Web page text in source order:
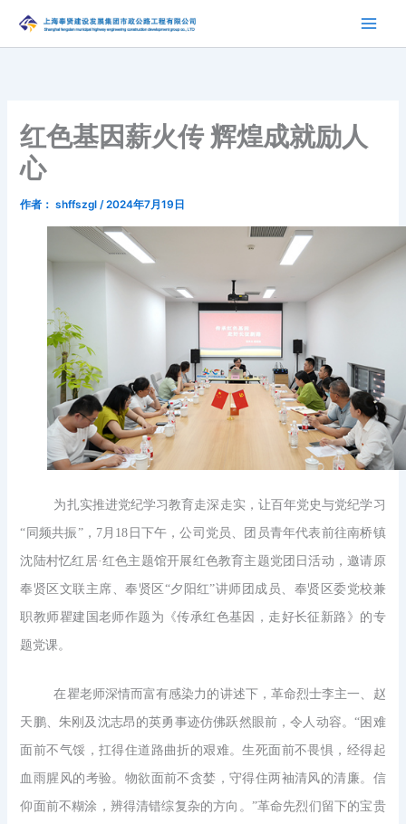
内
红色基因薪火传 辉煌成就励人
心
作者： shffszgl/2024年7月19日
为扎实推进党纪学习教育走深走实，让百年党史与党纪学习
“同频共振”，7月18日下午，公司党员、团员青年代表前往南桥镇
沈陆村忆红居·红色主题馆开展红色教育主题党团日活动，邀请原
奉贤区文联主席、奉贤区“夕阳红”讲师团成员、奉贤区委党校兼
职教师瞿建国老师作题为《传承红色基因，走好长征新路》的专
题党课。
在瞿老师深情而富有感染力的讲述下，革命烈士李主一、赵
天鹏、朱刚及沈志昂的英勇事迹仿佛跃然眼前，令人动容。“困难
面前不气馁，扛得住道路曲折的艰难。生死面前不畏惧，经得起
血雨腥风的考验。物欲面前不贪婪，守得住两袖清风的清廉。信
仰面前不糊涂，辨得清错综复杂的方向。”革命先烈们留下的宝贵